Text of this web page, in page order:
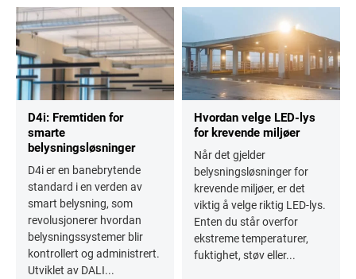
D4i: Fremtiden for
smarte
belysningsløsninger
D4i er en banebrytende
standard i en verden av
smart belysning, som
revolusjonerer hvordan
belysningssystemer blir
kontrollert og administrert.
Utviklet av DALI...
Hvordan velge LED-lys
for krevende miljøer
Når det gjelder
belysningsløsninger for
krevende miljøer, er det
viktig å velge riktig LED-lys.
Enten du står overfor
ekstreme temperaturer,
fuktighet, støv eller...